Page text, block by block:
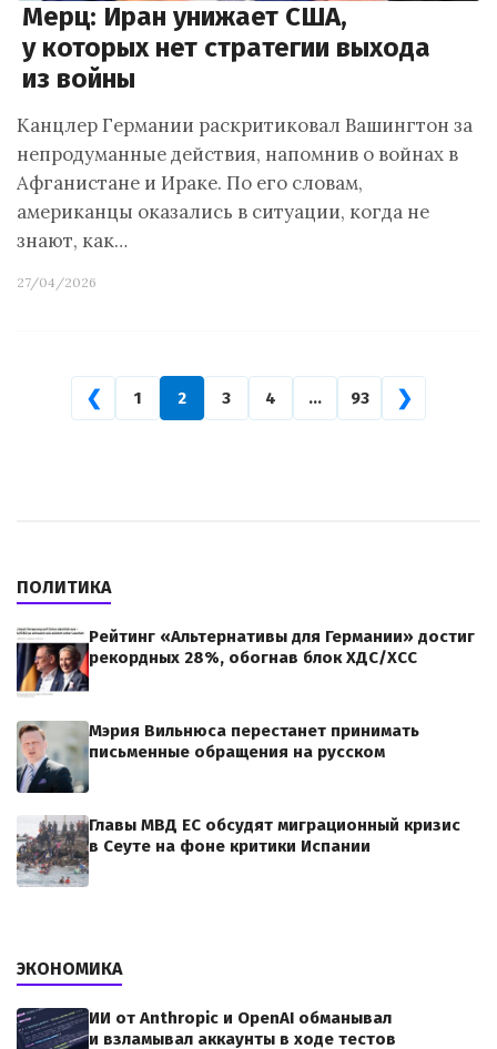
Мерц: Иран унижает США,
у которых нет стратегии выхода
из войны
Канцлер Германии раскритиковал Вашингтон за
непродуманные действия, напомнив о войнах в
Афганистане и Ираке. По его словам,
американцы оказались в ситуации, когда не
знают, как…
27/04/2026
❮ 1 2 3 4 … 93 ❯
ПОЛИТИКА
Рейтинг «Альтернативы для Германии» достиг
рекордных 28%, обогнав блок ХДС/ХСС
Мэрия Вильнюса перестанет принимать
письменные обращения на русском
Главы МВД ЕС обсудят миграционный кризис
в Сеуте на фоне критики Испании
ЭКОНОМИКА
ИИ от Anthropic и OpenAI обманывал
и взламывал аккаунты в ходе тестов